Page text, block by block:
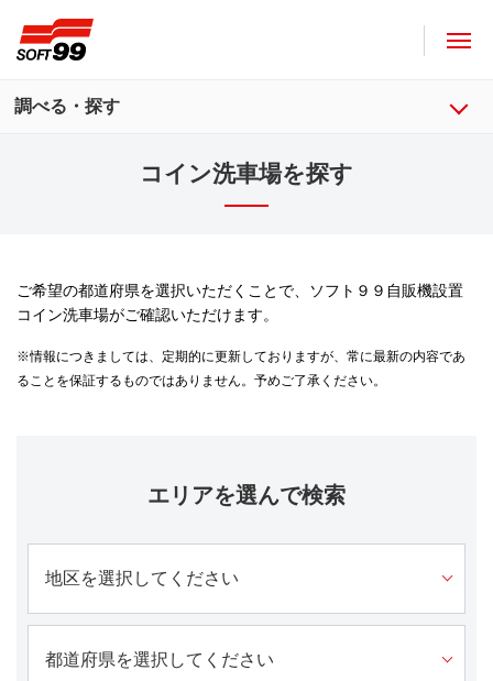
調べる・探す
コイン洗車場を探す
ご希望の都道府県を選択いただくことで、ソフト９９自販機設置
コイン洗車場がご確認いただけます。
※情報につきましては、定期的に更新しておりますが、常に最新の内容であ
ることを保証するものではありません。予めご了承ください。
エリアを選んで検索